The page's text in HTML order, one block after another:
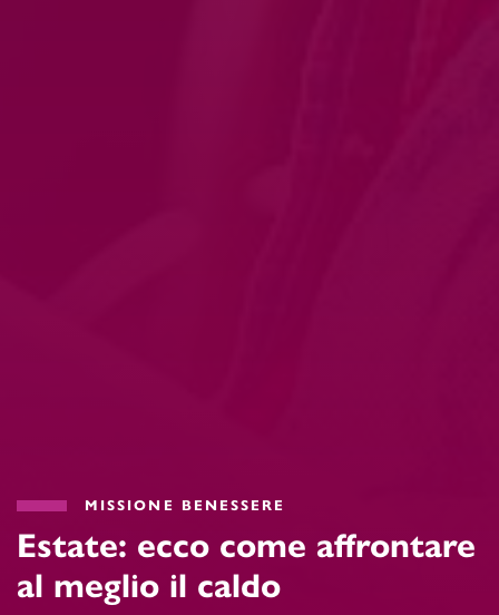
MISSIONE BENESSERE
Estate: ecco come affrontare
al meglio il caldo